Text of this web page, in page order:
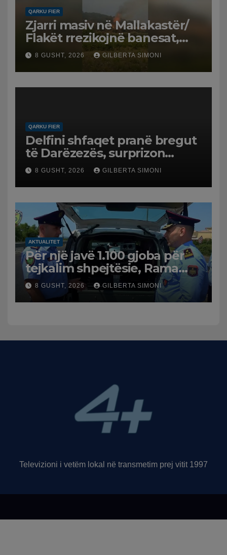
QARKU FIER
Zjarri masiv në Mallakastër/
Flakët rrezikojnë banesat,
Policia evakuon disa familje
në Koilac
8 GUSHT, 2026 GILBERTA SIMONI
QARKU FIER
Delfini shfaqet pranë bregut
të Darëzezës, surprizon
pushuesit dhe banorët
8 GUSHT, 2026 GILBERTA SIMONI
AKTUALITET
Për një javë 1.100 gjoba për
tejkalim shpejtësie, Rama
publikon videon: Kamerat e
trafikut së shpejti në
funksion
8 GUSHT, 2026 GILBERTA SIMONI
Televizioni i vetëm lokal në transmetim prej vitit 1997